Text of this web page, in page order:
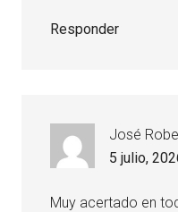
Responder
José
5 julio,
Muy acertado en